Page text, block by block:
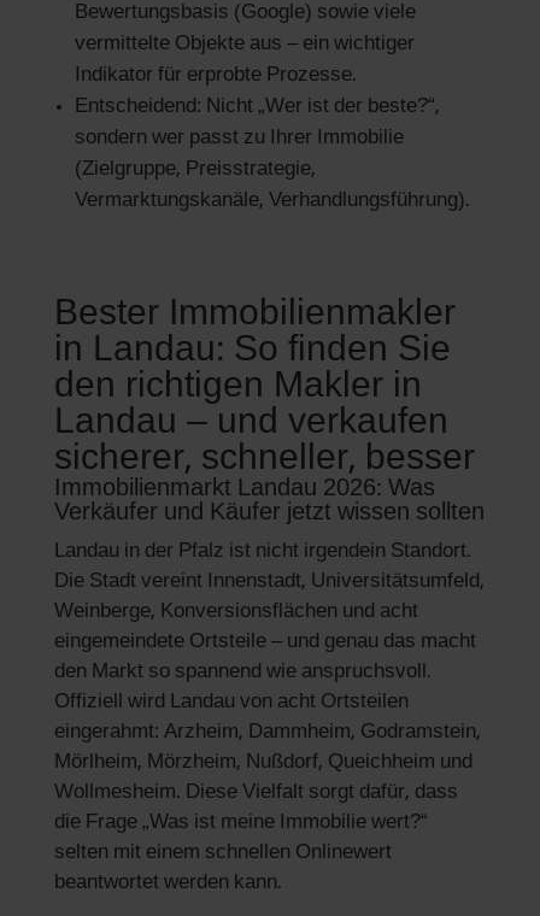
Bewertungsbasis (Google) sowie viele
vermittelte Objekte aus – ein wichtiger
Indikator für erprobte Prozesse.
Entscheidend: Nicht „Wer ist der beste?“,
sondern wer passt zu Ihrer Immobilie
(Zielgruppe, Preisstrategie,
Vermarktungskanäle, Verhandlungsführung).
Bester Immobilienmakler
in Landau: So finden Sie
den richtigen Makler in
Landau – und verkaufen
sicherer, schneller, besser
Immobilienmarkt Landau 2026: Was
Verkäufer und Käufer jetzt wissen sollten
Landau in der Pfalz ist nicht irgendein Standort.
Die Stadt vereint Innenstadt, Universitätsumfeld,
Weinberge, Konversionsflächen und acht
eingemeindete Ortsteile – und genau das macht
den Markt so spannend wie anspruchsvoll.
Offiziell wird Landau von acht Ortsteilen
eingerahmt: Arzheim, Dammheim, Godramstein,
Mörlheim, Mörzheim, Nußdorf, Queichheim und
Wollmesheim. Diese Vielfalt sorgt dafür, dass
die Frage „Was ist meine Immobilie wert?“
selten mit einem schnellen Onlinewert
beantwortet werden kann.